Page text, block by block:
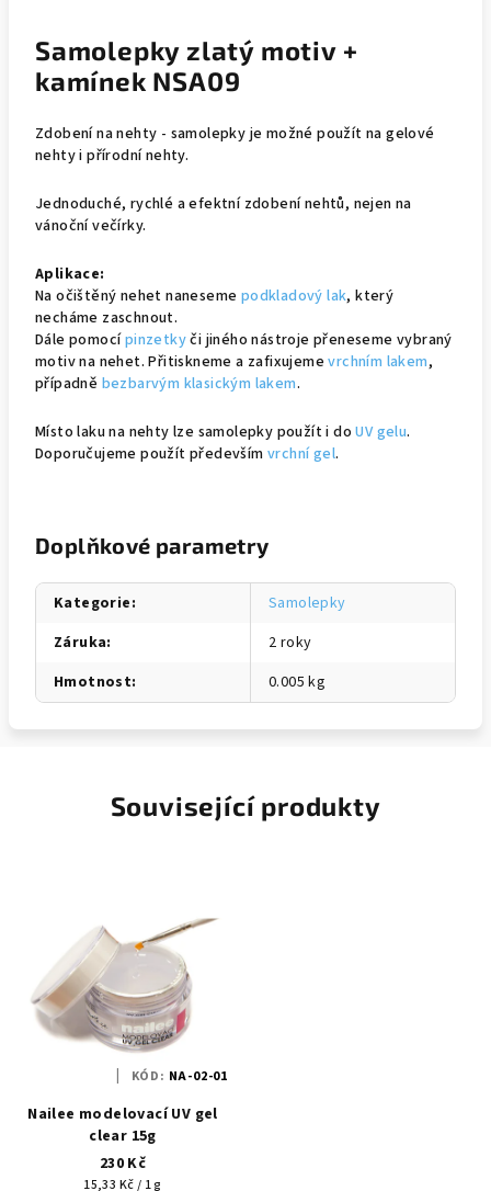
Samolepky zlatý motiv +
kamínek NSA09
Zdobení na nehty - samolepky je možné použít na gelové
nehty i přírodní nehty.
Jednoduché, rychlé a efektní zdobení nehtů, nejen na
vánoční večírky.
Aplikace:
Na očištěný nehet naneseme podkladový lak, který
necháme zaschnout.
Dále pomocípinzetkyči jiného nástroje přeneseme vybraný
motiv na nehet. Přitiskneme a zafixujemevrchním lakem,
případně bezbarvým klasickým lakem.
Místo laku na nehty lze samolepky použít i doUV gelu.
Doporučujeme použít především vrchní gel.
Doplňkové parametry
Kategorie:
Samolepky
Záruka:
2 roky
Hmotnost: 0.005 kg
Související produkty
Nailee modelovací UV gel
clear 15g
230 Kč
Měrná
15,33 Kč / 1 g
KÓD: NA-02-01